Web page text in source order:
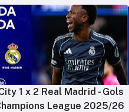
1 x 2 Real Madrid - Gols
League 2025/26